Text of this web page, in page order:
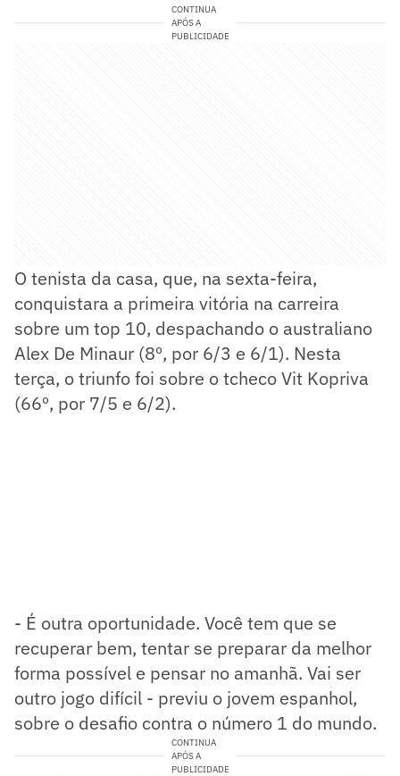
CONTINUA
APÓS A
PUBLICIDADE
O tenista da casa, que, na sexta-feira,
conquistara a primeira vitória na carreira
sobre um top 10, despachando o australiano
Alex De Minaur (8º, por 6/3 e 6/1). Nesta
terça, o triunfo foi sobre o tcheco Vit Kopriva
(66º, por 7/5 e 6/2).
- É outra oportunidade. Você tem que se
recuperar bem, tentar se preparar da melhor
forma possível e pensar no amanhã. Vai ser
outro jogo difícil - previu o jovem espanhol,
sobre o desafio contra o número 1 do mundo.
CONTINUA
APÓS A
PUBLICIDADE